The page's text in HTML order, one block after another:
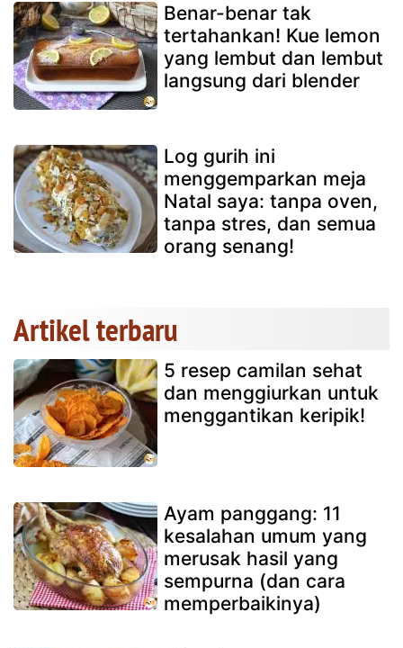
Benar-benar tak
tertahankan! Kue lemon
yang lembut dan lembut
langsung dari blender
Log gurih ini
menggemparkan meja
Natal saya: tanpa oven,
tanpa stres, dan semua
orang senang!
Artikel terbaru
5 resep camilan sehat
dan menggiurkan untuk
menggantikan keripik!
Ayam panggang: 11
kesalahan umum yang
merusak hasil yang
sempurna (dan cara
memperbaikinya)